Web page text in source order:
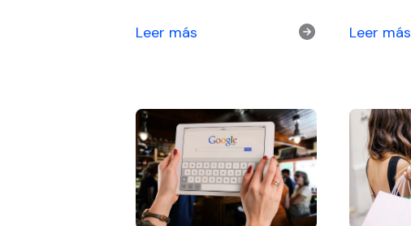
Leer más Leer más